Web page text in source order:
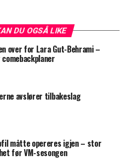
DU OGSÅ LIKE
over for Lara Gut-Behrami –
avslører tilbakeslag
måtte opereres igjen – stor
før VM-sesongen